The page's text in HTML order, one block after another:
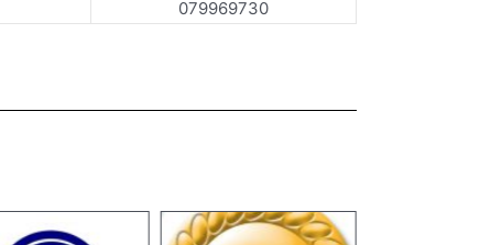
079969730